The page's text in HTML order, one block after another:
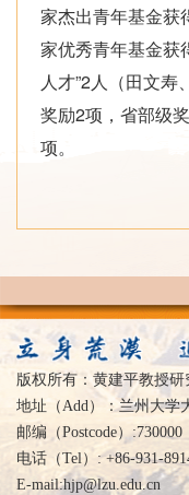
家杰出青年基金获
家优秀青年基金获
人才”2人（田文
奖励2项，省部级
项。
版权所有：黄建平教授研
地址（Add）：兰州大学
邮编（Postcode）:730000
电话（Tel）: +86-931-
E-mail:hjp@lzu.edu.cn